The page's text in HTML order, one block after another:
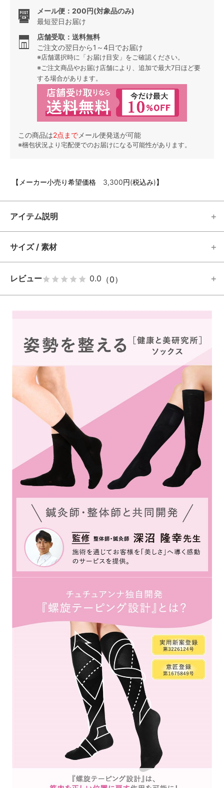
検索を閉じる
メール便：200円(対象品のみ)
最短翌日お届け
店舗受取：送料無料
ご注文の翌日から1～4日でお届け
※店舗選択時に「お届け目安」をご確認ください。
※ご注文商品やお届け店舗により、追加で最大7日ほど要
する場合があります。
この商品は2点まで メール便発送が可能
※梱包状況より宅配便でのお届けになる可能性があります。
【メーカー小売り希望価格 3,300円(税込み)】
アイテム説明
サイズ / 素材
レビュー 0.0 （0）